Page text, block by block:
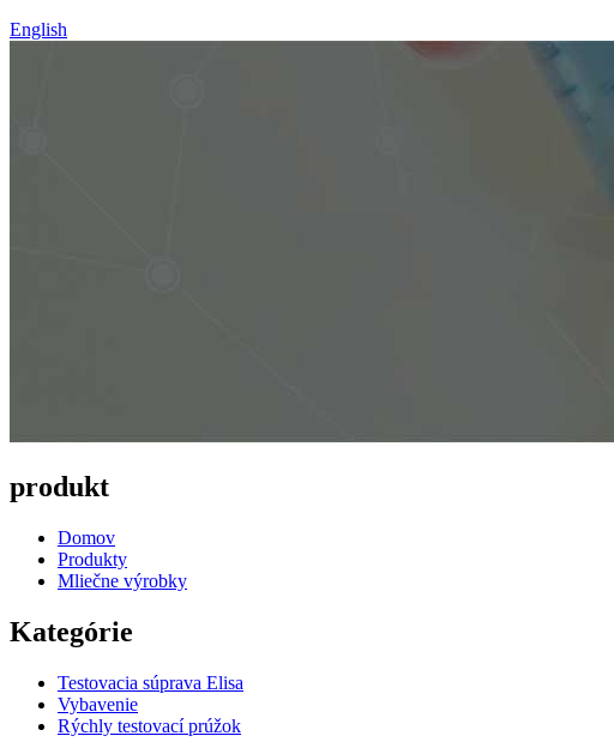
English
produkt
Domov
Produkty
Mliečne výrobky
Kategórie
Testovacia súprava Elisa
Vybavenie
Rýchly testovací prúžok